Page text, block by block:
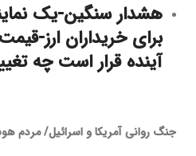
هشدار سنگین-یک
برای خریداران ارز-
آینده قرار است چه
جنگ روانی آمریکا و اسرائیل/ مردم